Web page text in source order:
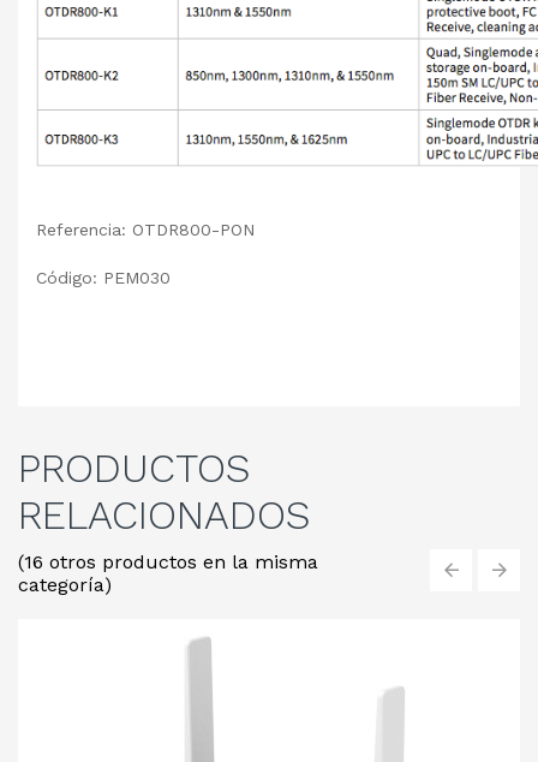
Referencia: OTDR800-PON
Código: PEM030
PRODUCTOS
RELACIONADOS
(16 otros productos en la misma
categoría)